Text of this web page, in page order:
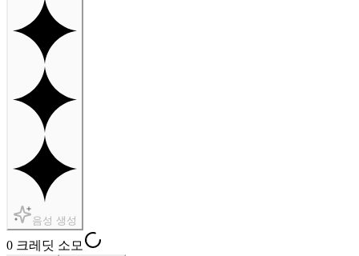
음성 생성
0 크레딧 소모